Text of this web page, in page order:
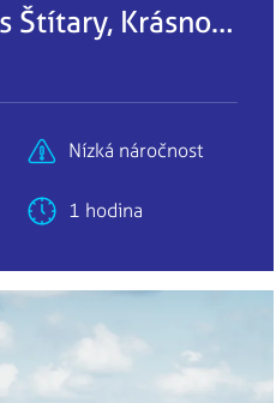
Štítary, Krásnou
Nízká náročnost
1 hodina